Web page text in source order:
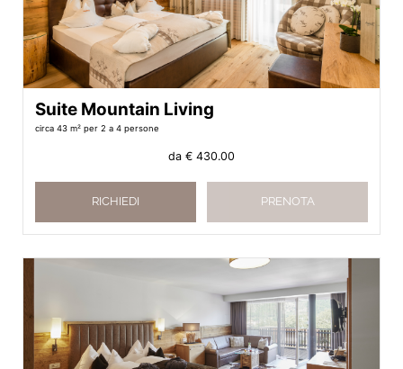
Suite Mountain Living
circa 43 m² per 2 a 4 persone
da € 430.00
RICHIEDI PRENOTA